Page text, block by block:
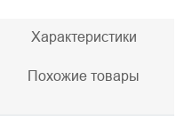
Характеристики
Похожие товары